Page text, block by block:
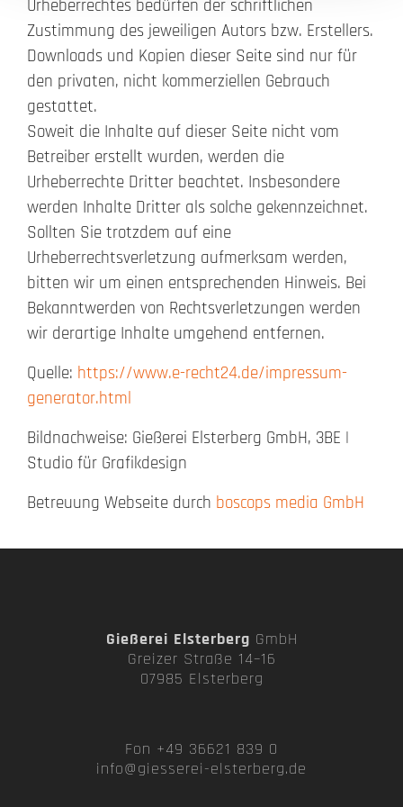
Urheberrechtes bedürfen der schriftlichen
Zustimmung des jeweiligen Autors bzw. Erstellers.
Downloads und Kopien dieser Seite sind nur für
den privaten, nicht kommerziellen Gebrauch
gestattet.
Soweit die Inhalte auf dieser Seite nicht vom
Betreiber erstellt wurden, werden die
Urheberrechte Dritter beachtet. Insbesondere
werden Inhalte Dritter als solche gekennzeichnet.
Sollten Sie trotzdem auf eine
Urheberrechtsverletzung aufmerksam werden,
bitten wir um einen entsprechenden Hinweis. Bei
Bekanntwerden von Rechtsverletzungen werden
wir derartige Inhalte umgehend entfernen.
Quelle: https://www.e-recht24.de/impressum-
generator.html
Bildnachweise: Gießerei Elsterberg GmbH, 3BE |
Studio für Grafikdesign
Betreuung Webseite durch boscops media GmbH
Gießerei Elsterberg GmbH
Greizer Straße 14–16
07985 Elsterberg
Fon +49 36621 839 0
info@giesserei-elsterberg.de